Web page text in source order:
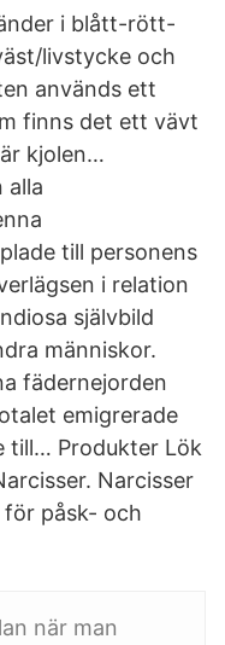
i blått-rött-
livstycke och
används ett
finns det ett vävt
kjolen…
alla
till personens
i relation
självbild
människor.
fädernejorden
emigrerade
till… Produkter Lök
Narcisser
för påsk- och
när man